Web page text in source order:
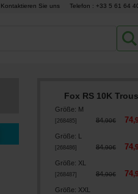
Kontaktieren Sie uns Telefon : +33 5 61 64
Fox RS 10K
Größe: M
268485] 84,90€ 74,
Größe: L
268486] 84,90€ 74,
Größe: XL
268487] 84,90€ 74,
Größe: XXL